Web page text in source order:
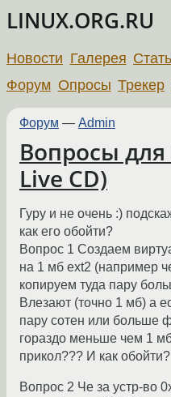
LINUX.ORG.RU
Новости Галерея
Форум Опросы Трекер
Форум — Admin
Вопросы для
Live CD)
Гуру и не очень :)
как его обойти?
Вопрос 1 Создаем
на 1 мб ext2 (например
копируем туда пару
Влезают (точно 1 мб) а
пару сотен или больше
гораздо меньше чем 1
прикол??? И как обойти?
Вопрос 2 Че за устр-во